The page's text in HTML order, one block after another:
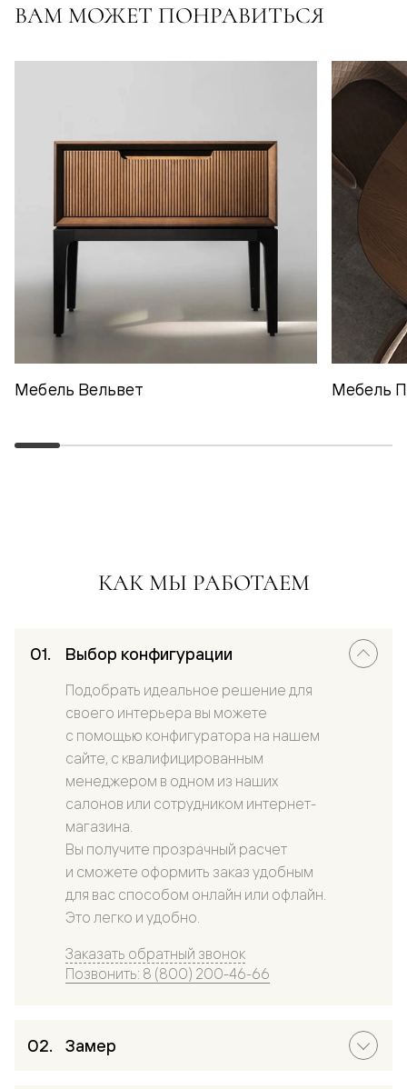
ВАМ МОЖЕТ ПОНРАВИТЬСЯ
Мебель Вельвет Мебель
КАК МЫ РАБОТАЕМ
Выбор конфигурации
Подобрать идеальное решение для
своего интерьера вы можете
с помощью конфигуратора на нашем
сайте, с квалифицированным
менеджером в одном из наших
салонов или сотрудником интернет-
магазина.
Вы получите прозрачный расчет
и сможете оформить заказ удобным
для вас способом онлайн или офлайн.
Это легко и удобно.
Заказать обратный звонок
Позвонить: 8 (800) 200-46-66
Замер